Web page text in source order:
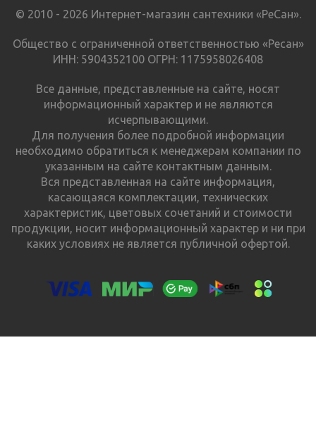
© 2010 - 2026 Интернет-магазин сантехники «РеСан».
Общество с ограниченной ответственностью «Ресан»
ИНН: 5904352100 ОГРН: 1175958026408
Все данные, представленные на сайте, носят
информационный характер и не являются
исчерпывающими.
Для получения более подробной информации
необходимо обратиться к менеджерам компании по
указанным на сайте контактным данным.
Вся представленная на сайте информация,
касающаяся комплектации, технических
характеристик, цветовых сочетаний и стоимости
продукции, носит информационный характер и ни при
каких условиях не является публичной офертой.